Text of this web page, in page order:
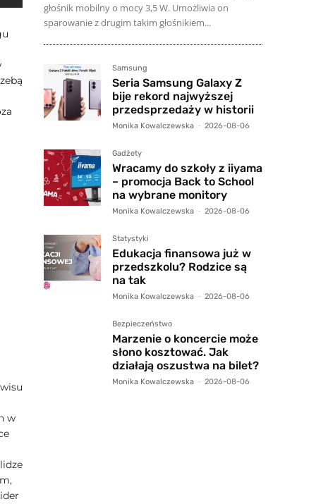
w
głośnik mobilny o mocy 3,5 W. Umożliwia on
sparowanie z drugim takim głośnikiem...
Samsung
Seria Samsung Galaxy Z
bije rekord najwyższej
przedsprzedaży w historii
Monika Kowalczewska - 2026-08-06
Gadżety
Wracamy do szkoły z iiyama
– promocja Back to School
na wybrane monitory
Monika Kowalczewska - 2026-08-06
Statystyki
Edukacja finansowa już w
przedszkolu? Rodzice są
na tak
Monika Kowalczewska - 2026-08-06
Bezpieczeństwo
Marzenie o koncercie może
słono kosztować. Jak
działają oszustwa na bilet?
Monika Kowalczewska - 2026-08-06